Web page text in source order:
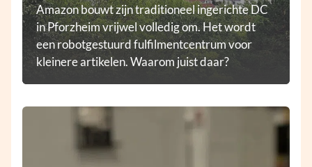
Amazon bouwt zijn traditioneel ingerichte DC
in Pforzheim vrijwel volledig om. Het wordt
een robotgestuurd fulfilmentcentrum voor
kleinere artikelen. Waarom juist daar?